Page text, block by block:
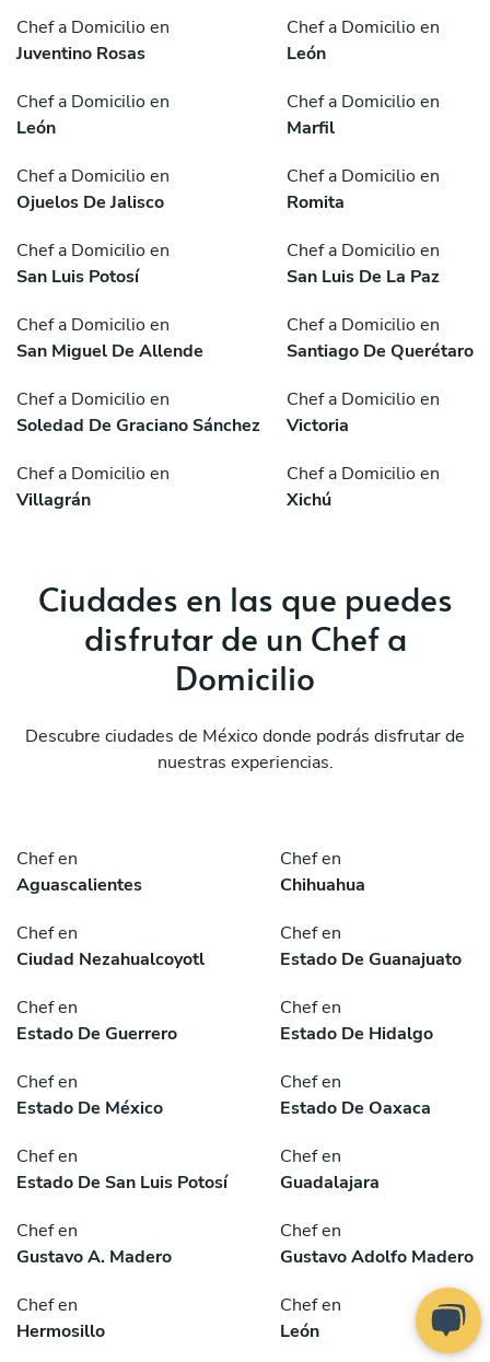
Chef a Domicilio en
Juventino Rosas
Chef a Domicilio en
León
Chef a Domicilio en
León
Chef a Domicilio en
Marfil
Chef a Domicilio en
Ojuelos De Jalisco
Chef a Domicilio en
Romita
Chef a Domicilio en
San Luis Potosí
Chef a Domicilio en
San Luis De La Paz
Chef a Domicilio en
San Miguel De Allende
Chef a Domicilio en
Santiago De Querétaro
Chef a Domicilio en
Soledad De Graciano Sánchez
Chef a Domicilio en
Victoria
Chef a Domicilio en
Villagrán
Chef a Domicilio en
Xichú
Ciudades en las que puedes
disfrutar de un Chef a
Domicilio
Descubre ciudades de México donde podrás disfrutar de
nuestras experiencias.
Chef en
Aguascalientes
Chef en
Chihuahua
Chef en
Ciudad Nezahualcoyotl
Chef en
Estado De Guanajuato
Chef en
Estado De Guerrero
Chef en
Estado De Hidalgo
Chef en
Estado De México
Chef en
Estado De Oaxaca
Chef en
Estado De San Luis Potosí
Chef en
Guadalajara
Chef en
Gustavo A. Madero
Chef en
Gustavo Adolfo Madero
Chef en
Hermosillo
Chef en
León